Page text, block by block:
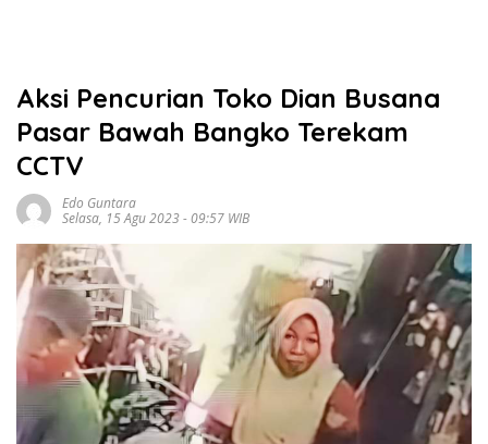
Aksi Pencurian Toko Dian Busana
Pasar Bawah Bangko Terekam
CCTV
Edo Guntara
Selasa, 15 Agu 2023 - 09:57 WIB